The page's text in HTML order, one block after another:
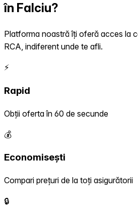
în Falciu?
Platforma noastră îți oferă acces la
RCA, indiferent unde te afli.
⚡
Rapid
Obții oferta în 60 de secunde
💰
Economisești
Compari prețuri de la toți asigurătorii
🔒